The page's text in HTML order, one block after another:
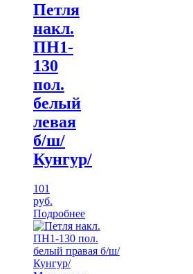
Петля
накл.
ПН1-
130
пол.
белый
левая
б/ш/
Кунгур/
101
руб.
Подробнее